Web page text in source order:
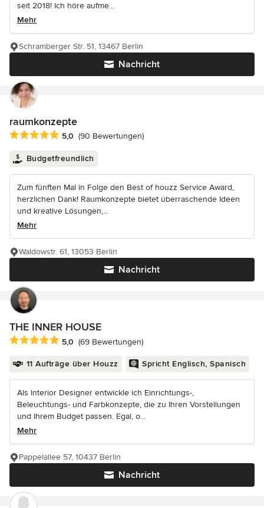
seit 2018! Ich höre aufme...
Mehr
Nachricht
Schramberger Str. 51, 13467 Berlin
raumkonzepte
Durchschnittliche Bewertung: 5 von 5 Sternen
5,0 (90 Bewertungen)
Budgetfreundlich
Zum fünften Mal in Folge den Best of houzz Service Award,
herzlichen Dank! Raumkonzepte bietet überraschende Ideen
und kreative Lösungen,...
Mehr
Nachricht
Waldowstr. 61, 13053 Berlin
THE INNER HOUSE
Durchschnittliche Bewertung: 5 von 5 Sternen
5,0 (69 Bewertungen)
11 Aufträge über Houzz Spricht Englisch, Spanisch
Als Interior Designer entwickle ich Einrichtungs-,
Beleuchtungs- und Farbkonzepte, die zu Ihren Vorstellungen
und Ihrem Budget passen. Egal, o...
Mehr
Nachricht
Pappelallee 57, 10437 Berlin